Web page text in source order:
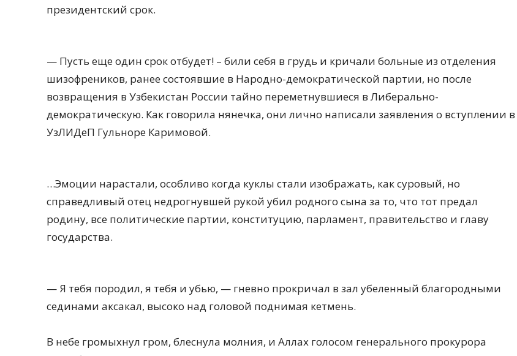
президентский срок.
— Пусть еще один срок отбудет! – били себя в грудь и кричали больные из отделения
шизофреников, ранее состоявшие в Народно-демократической партии, но после
возвращения в Узбекистан России тайно переметнувшиеся в Либерально-
демократическую. Как говорила нянечка, они лично написали заявления о вступлении в
УзЛИДеП Гульноре Каримовой.
…Эмоции нарастали, особливо когда куклы стали изображать, как суровый, но
справедливый отец недрогнувшей рукой убил родного сына за то, что тот предал
родину, все политические партии, конституцию, парламент, правительство и главу
государства.
— Я тебя породил, я тебя и убью, — гневно прокричал в зал убеленный благородными
сединами аксакал, высоко над головой поднимая кетмень.
В небе громыхнул гром, блеснула молния, и Аллах голосом генерального прокурора